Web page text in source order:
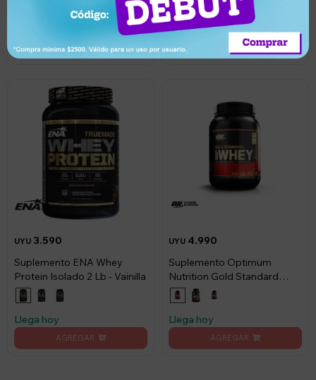
Llega hoy
UYU 3.590
Suplemento ENA Whey
Protein Isolado 2 Lb - Vainilla
Llega hoy
UYU 4.990
Suplemento Optimum
Nutrition Gold Standard
Whey 2Lb - Chocolate
Llega hoy